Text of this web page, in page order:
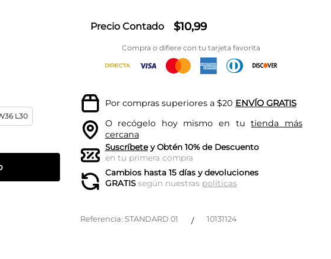
L30
Precio Contado $10,99
Compra o difiere con tu tarjeta favorita
Por compras superiores a $20 ENVÍO GRATIS
O recógelo hoy mismo en tutienda más
cercana
Suscríbetey Obtén 10% de Descuento
en tu primera compra
Cambios hasta 15 días y devoluciones
GRATISsegún nuestras políticas
Referencia: STANDARD 01 / 10131124